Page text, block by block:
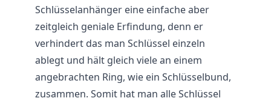
Schlüsselanhänger eine einfache aber
zeitgleich geniale Erfindung, denn er
verhindert das man Schlüssel einzeln
ablegt und hält gleich viele an einem
angebrachten Ring, wie ein Schlüsselbund,
zusammen. Somit hat man alle Schlüssel